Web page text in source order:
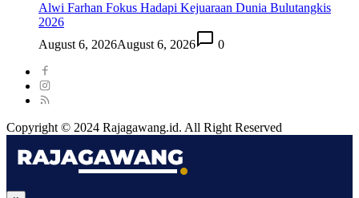
Alwi Farhan Fokus Hadapi Kejuaraan Dunia Bulutangkis
2026
August 6, 2026August 6, 2026 0
Copyright © 2024 Rajagawang.id. All Right Reserved